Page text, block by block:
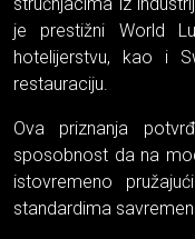
je prestižni World
hotelijerstvu, kao i
restauraciju.
Ova priznanja
sposobnost da na
istovremeno
standardima